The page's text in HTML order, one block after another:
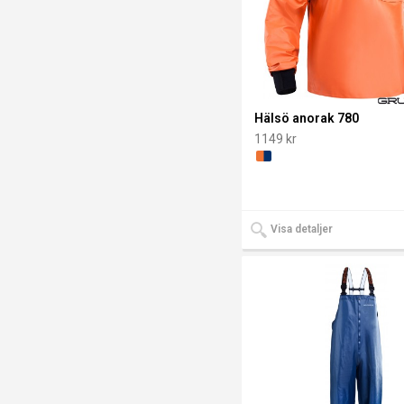
gjort det djupare. Baserat på material- och
definieras varje plagg som antingen Heavy Duty, Medium
GRUNDENS
YRKESFISKE
att uthärda tuffa förhållanden och våldsamt väder.
och kraftig sjö med dånande saltvatten utgör en
som kräver extraordinära män och kvinnor. Samt
kläder. Med slitstarka och helt vattentäta material,
kroppsanpassade förstärkningar och specifika detaljer
garanterar dessa plagg optimalt skydd och rörelsefrihet i
mycket våta förhållanden. Dessa plagg är utvecklade för
grundens fiskekläder men fungerar utmärkt också för
yrkesgrupper och aktiviteter som kräver robusta och helt
Hälsö anorak 780
1149 kr
Visa detaljer